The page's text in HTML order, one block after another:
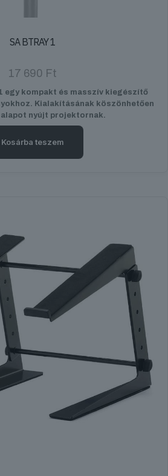
SA BTRAY 1
17 690 Ft
egy kompakt és masszív kiegészítő
Kialakításának köszönhetően
nyújt projektornak.
Kosárba teszem